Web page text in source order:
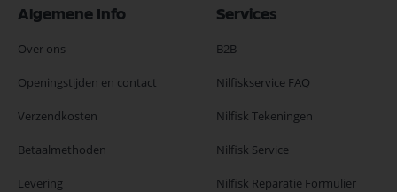
Algemene Info
Over ons
Openingstijden en contact
Verzendkosten
Betaalmethoden
Levering
Services
B2B
Nilfiskservice FAQ
Nilfisk Tekeningen
Nilfisk Service
Nilfisk Reparatie Formulier